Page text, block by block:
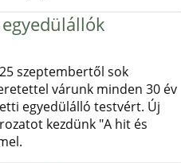
szeptembertől sok
várunk minden 30 év
egyedülálló testvért. Új
kezdünk "A hit és